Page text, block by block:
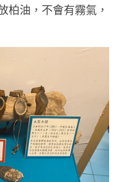
柏油，不會有霧氣，